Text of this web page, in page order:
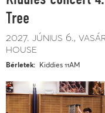
Tree
2027. június 6.
house
Bérletek Kiddies 11AM